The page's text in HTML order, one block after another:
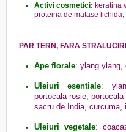
Activi cosmetici: keratina
proteina de matase
PAR TERN, FARA
Ape florale: ylang ylang,
Uleiuri esentiale:
portocala rosie,
sacru de India, curcuma,
Uleiuri vegetale: